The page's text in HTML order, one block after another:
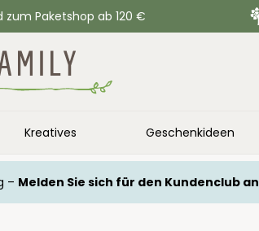
zum Paketshop ab 120 €
Kreatives Geschenkideen
– Melden Sie sich für den Kundenclub an